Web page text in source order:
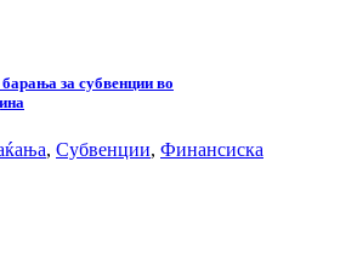
за субвенции во
, Субвенции, Финансиска